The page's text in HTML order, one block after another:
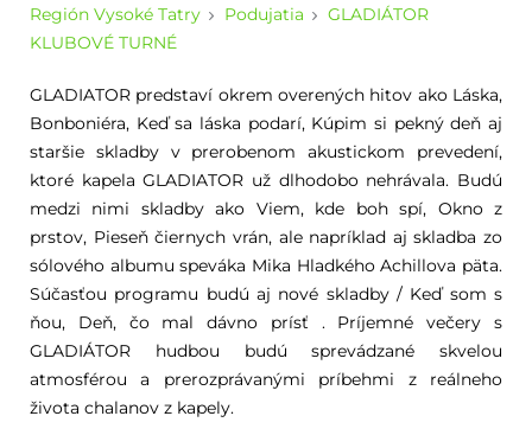
Región Vysoké Tatry Podujatia
GLADIÁTOR
KLUBOVÉ TURNÉ
GLADIATOR predstaví okrem overených hitov ako Láska,
Bonboniéra, Keď sa láska podarí, Kúpim si pekný deň aj
staršie skladby v prerobenom akustickom prevedení,
ktoré kapela GLADIATOR už dlhodobo nehrávala. Budú
medzi nimi skladby ako Viem, kde boh spí, Okno z
prstov, Pieseň čiernych vrán, ale napríklad aj skladba zo
sólového albumu speváka Mika Hladkého Achillova päta.
Súčasťou programu budú aj nové skladby / Keď som s
ňou, Deň, čo mal dávno prísť . Príjemné večery s
GLADIÁTOR hudbou budú sprevádzané skvelou
atmosférou a prerozprávanými príbehmi z reálneho
života chalanov z kapely.